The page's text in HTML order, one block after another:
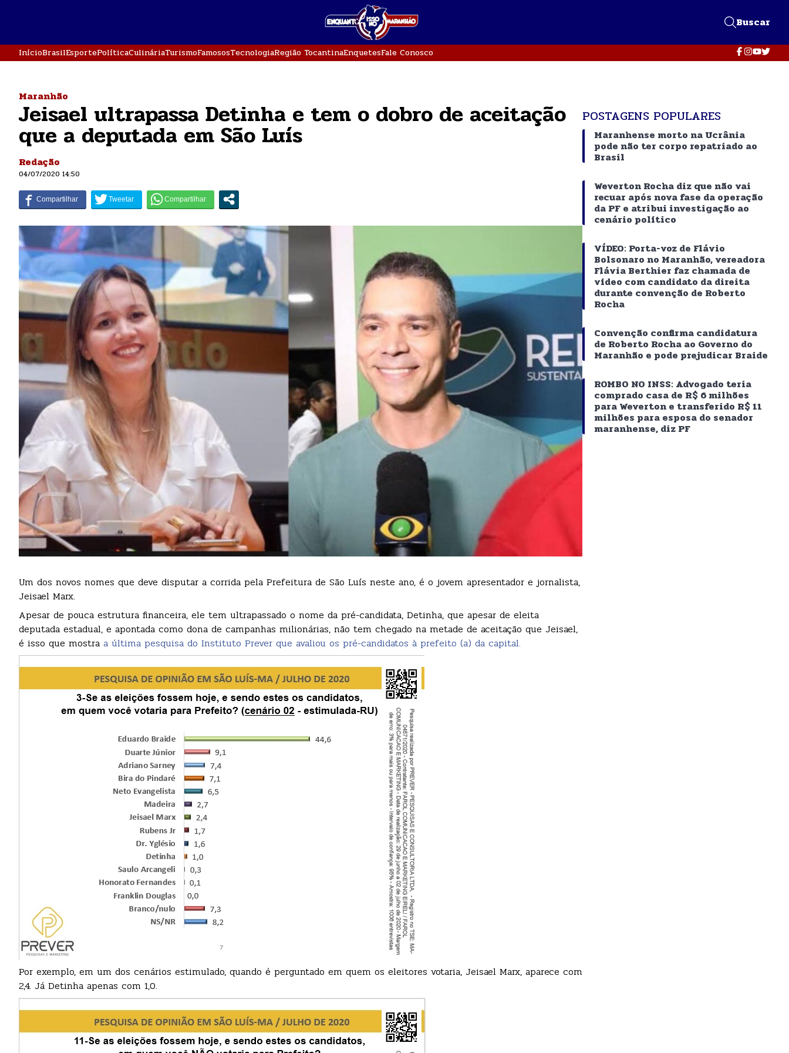
Buscar
InícioBrasilEsportePolíticaCulináriaTurismoFamososTecnologiaRegião TocantinaEnquetesFale Conosco
Maranhão
Jeisael ultrapassa Detinha e tem o dobro de aceitação
que a deputada em São Luís
Redação
04/07/2020 14:50
Um dos novos nomes que deve disputar a corrida pela Prefeitura de São Luís neste ano, é o jovem apresentador e jornalista,
Jeisael Marx.
Apesar de pouca estrutura financeira, ele tem ultrapassado o nome da pré-candidata, Detinha, que apesar de eleita
deputada estadual, e apontada como dona de campanhas milionárias, não tem chegado na metade de aceitação que Jeisael,
é isso que mostra a última pesquisa do Instituto Prever que avaliou os pré-candidatos à prefeito (a) da capital.
Por exemplo, em um dos cenários estimulado, quando é perguntado em quem os eleitores votaria, Jeisael Marx, aparece com
2,4. Já Detinha apenas com 1,0.
POSTAGENS POPULARES
Maranhense morto na Ucrânia
pode não ter corpo repatriado ao
Brasil
Weverton Rocha diz que não vai
recuar após nova fase da operação
da PF e atribui investigação ao
cenário político
VÍDEO: Porta-voz de Flávio
Bolsonaro no Maranhão, vereadora
Flávia Berthier faz chamada de
vídeo com candidato da direita
durante convenção de Roberto
Rocha
Convenção confirma candidatura
de Roberto Rocha ao Governo do
Maranhão e pode prejudicar Braide
ROMBO NO INSS: Advogado teria
comprado casa de R$ 6 milhões
para Weverton e transferido R$ 11
milhões para esposa do senador
maranhense, diz PF